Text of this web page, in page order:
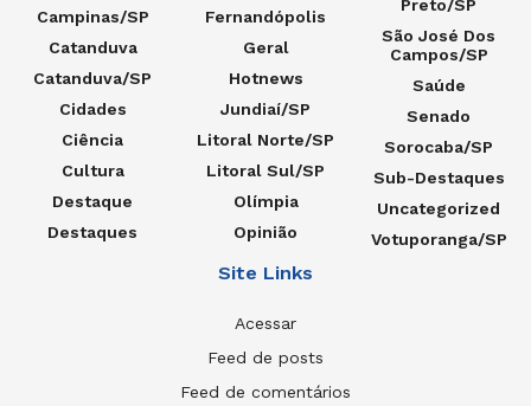
Campinas/SP
Catanduva
Catanduva/SP
Cidades
Ciência
Cultura
Destaque
Destaques
Fernandópolis
Geral
Hotnews
Jundiaí/SP
Litoral Norte/SP
Litoral Sul/SP
Olímpia
Opinião
Preto/SP
São José Dos
Campos/SP
Saúde
Senado
Sorocaba/SP
Sub-Destaques
Uncategorized
Votuporanga/SP
Site Links
Acessar
Feed de posts
Feed de comentários